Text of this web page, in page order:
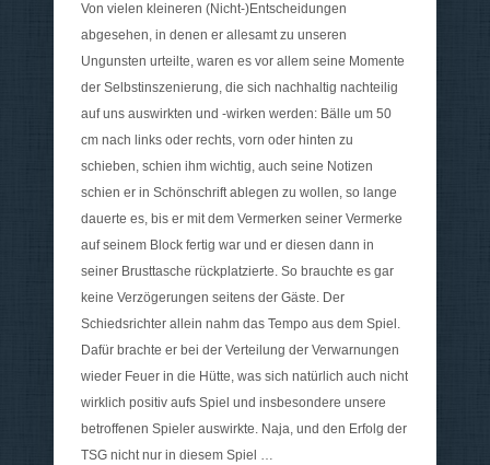
Von vielen kleineren (Nicht-)Entscheidungen
abgesehen, in denen er allesamt zu unseren
Ungunsten urteilte, waren es vor allem seine Momente
der Selbstinszenierung, die sich nachhaltig nachteilig
auf uns auswirkten und -wirken werden: Bälle um 50
cm nach links oder rechts, vorn oder hinten zu
schieben, schien ihm wichtig, auch seine Notizen
schien er in Schönschrift ablegen zu wollen, so lange
dauerte es, bis er mit dem Vermerken seiner Vermerke
auf seinem Block fertig war und er diesen dann in
seiner Brusttasche rückplatzierte. So brauchte es gar
keine Verzögerungen seitens der Gäste. Der
Schiedsrichter allein nahm das Tempo aus dem Spiel.
Dafür brachte er bei der Verteilung der Verwarnungen
wieder Feuer in die Hütte, was sich natürlich auch nicht
wirklich positiv aufs Spiel und insbesondere unsere
betroffenen Spieler auswirkte. Naja, und den Erfolg der
TSG nicht nur in diesem Spiel …